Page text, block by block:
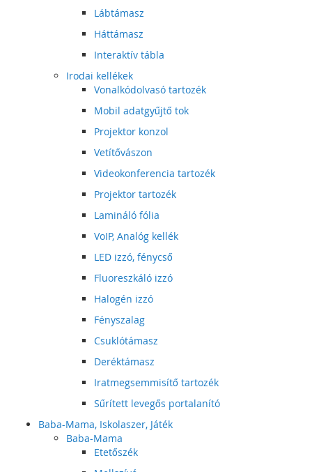
Lábtámasz
Háttámasz
Interaktív tábla
Irodai kellékek
Vonalkódolvasó tartozék
Mobil adatgyűjtő tok
Projektor konzol
Vetítővászon
Videokonferencia tartozék
Projektor tartozék
Lamináló fólia
VoIP, Analóg kellék
LED izzó, fénycső
Fluoreszkáló izzó
Halogén izzó
Fényszalag
Csuklótámasz
Deréktámasz
Iratmegsemmisítő tartozék
Sűrített levegős portalanító
Baba-Mama, Iskolaszer, Játék
Baba-Mama
Etetőszék